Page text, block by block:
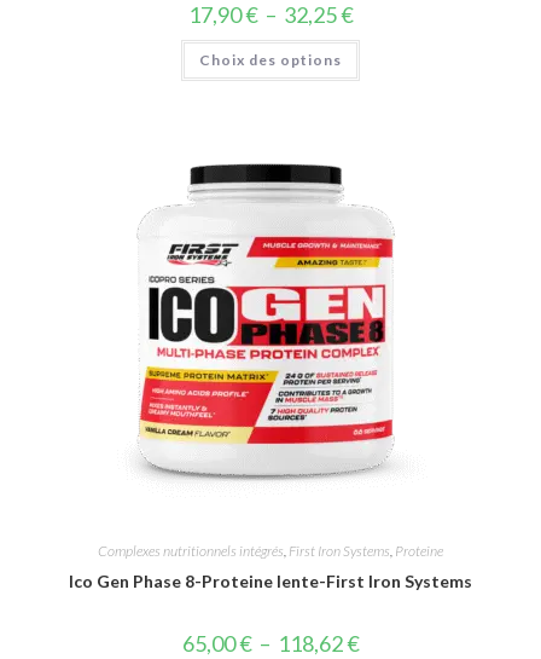
17,90€ – 32,25€
Choix des options
Complexes nutritionnels intégrés, First Iron Systems, Proteine
Ico Gen Phase 8-Proteine lente-First Iron Systems
65,00€ – 118,62€